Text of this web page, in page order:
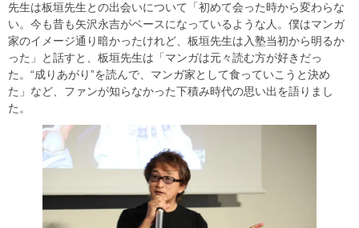
先生は板垣先生との出会いについて「初めて会った時から変わらな
い。今も昔も矢沢永吉がベースになっているような人。僕はマンガ
家のイメージ通り暗かったけれど、板垣先生は入塾当初から明るか
った」と話すと、板垣先生は「マンガは元々読む方が好きだっ
た。“成りあがり”を読んで、マンガ家として食っていこうと決め
た」など、ファンが知らなかった下積み時代の思い出を語りまし
た。